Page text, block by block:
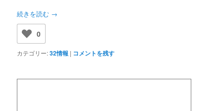
続きを読む →
0
カテゴリー:32情報 | コメントを残す